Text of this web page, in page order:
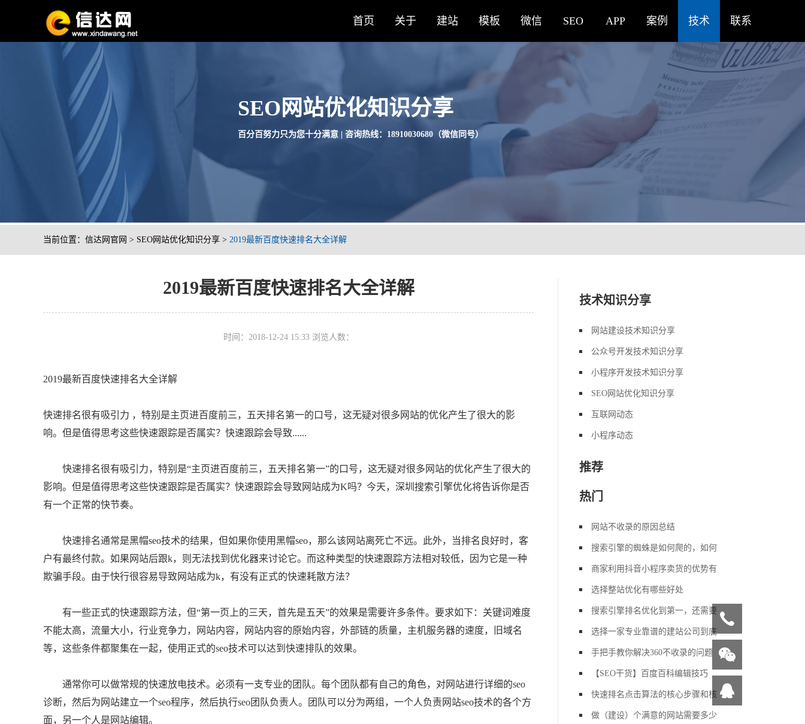
首页 关于 建站 模板 微信 SEO APP 案例 技术 联系
SEO网站优化知识分享
百分百努力只为您十分满意 | 咨询热线：18910030680（微信同号）
当前位置： 信达网官网 > SEO网站优化知识分享 > 2019最新百度快速排名大全详解
2019最新百度快速排名大全详解
时间：2018-12-24 15:33 浏览人数：
2019最新百度快速排名大全详解
快速排名很有吸引力 ，特别是主页进百度前三，五天排名第一的口号，这无疑对很多网站的优化产生了很大的影
响。但是值得思考这些快速跟踪是否属实？快速跟踪会导致......
快速排名很有吸引力，特别是“主页进百度前三，五天排名第一”的口号，这无疑对很多网站的优化产生了很大的
影响。但是值得思考这些快速跟踪是否属实？快速跟踪会导致网站成为K吗？今天，深圳搜索引擎优化将告诉你是否
有一个正常的快节奏。
快速排名通常是黑帽seo技术的结果，但如果你使用黑帽seo，那么该网站离死亡不远。此外，当排名良好时，客
户有最终付款。如果网站后跟k，则无法找到优化器来讨论它。而这种类型的快速跟踪方法相对较低，因为它是一种
欺骗手段。由于快行很容易导致网站成为k，有没有正式的快速耗散方法？
有一些正式的快速跟踪方法，但“第一页上的三天，首先是五天”的效果是需要许多条件。要求如下：关键词难度
不能太高，流量大小，行业竞争力，网站内容，网站内容的原始内容，外部链的质量，主机服务器的速度，旧域名
等，这些条件都聚集在一起，使用正式的seo技术可以达到快速排队的效果。
通常你可以做常规的快速放电技术。必须有一支专业的团队。每个团队都有自己的角色，对网站进行详细的seo
诊断，然后为网站建立一个seo程序，然后执行seo团队负责人。团队可以分为两组，一个人负责网站seo技术的各个方
面，另一个人是网站编辑。
技术知识分享
网站建设技术知识分享
公众号开发技术知识分享
小程序开发技术知识分享
SEO网站优化知识分享
互联网动态
小程序动态
推荐
热门
网站不收录的原因总结
搜索引擎的蜘蛛是如何爬的，如何
商家利用抖音小程序卖货的优势有
选择整站优化有哪些好处
搜索引擎排名优化到第一，还需要
选择一家专业靠谱的建站公司到底
手把手教你解决360不收录的问题
【SEO干货】百度百科编辑技巧
快速排名点击算法的核心步骤和核
做（建设）个满意的网站需要多少